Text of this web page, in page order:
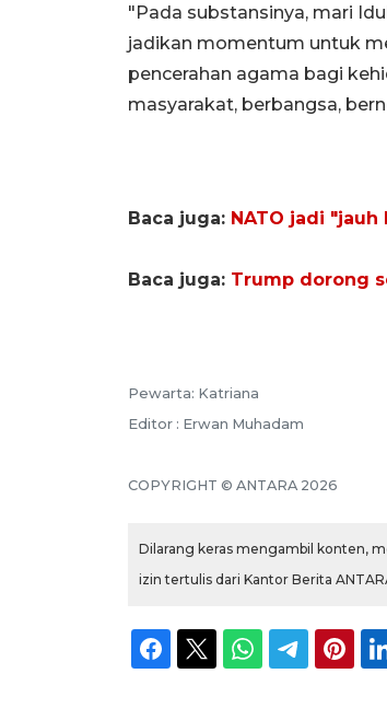
"Pada substansinya, mari
jadikan momentum untuk
pencerahan agama bagi
masyarakat, berbangsa,
Baca juga: NATO jadi
Baca juga: Trump dorong
Pewarta: Katriana
Editor : Erwan Muhadam
COPYRIGHT © ANTARA 2026
Dilarang keras mengambil konten,
izin tertulis dari Kantor Berita